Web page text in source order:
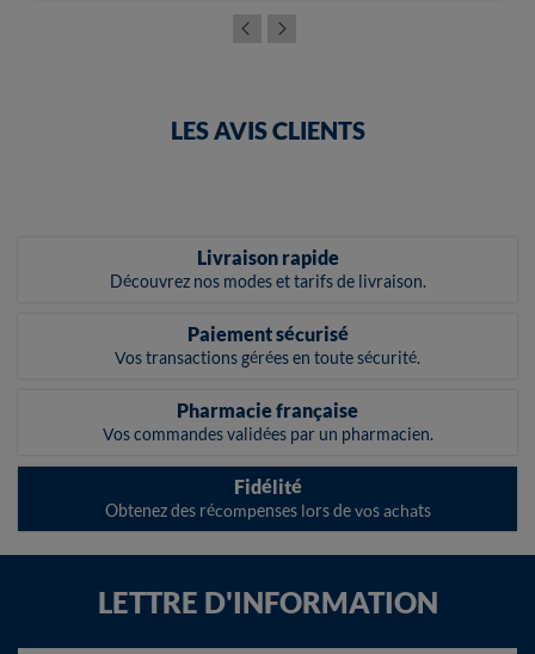
LES AVIS CLIENTS
Livraison rapide
Découvrez nos modes et tarifs de livraison.
Paiement sécurisé
Vos transactions gérées en toute sécurité.
Pharmacie française
Vos commandes validées par un pharmacien.
Fidélité
Obtenez des récompenses lors de vos achats
LETTRE D'INFORMATION